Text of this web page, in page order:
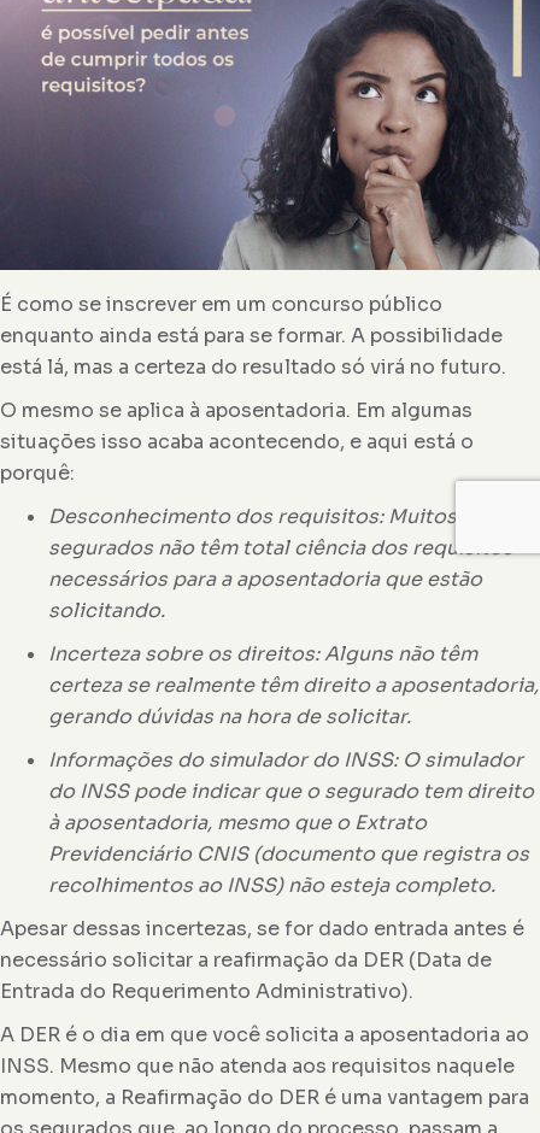
É como se inscrever em um concurso público
enquanto ainda está para se formar. A possibilidade
está lá, mas a certeza do resultado só virá no futuro.
O mesmo se aplica à aposentadoria. Em algumas
situações isso acaba acontecendo, e aqui está o
porquê:
Desconhecimento dos requisitos: Muitos
segurados não têm total ciência dos requisitos
necessários para a aposentadoria que estão
solicitando.
Incerteza sobre os direitos: Alguns não têm
certeza se realmente têm direito a aposentadoria,
gerando dúvidas na hora de solicitar.
Informações do simulador do INSS: O simulador
do INSS pode indicar que o segurado tem direito
à aposentadoria, mesmo que o Extrato
Previdenciário CNIS (documento que registra os
recolhimentos ao INSS) não esteja completo.
Apesar dessas incertezas, se for dado entrada antes é
necessário solicitar a reafirmação da DER (Data de
Entrada do Requerimento Administrativo).
A DER é o dia em que você solicita a aposentadoria ao
INSS. Mesmo que não atenda aos requisitos naquele
momento, a Reafirmação do DER é uma vantagem para